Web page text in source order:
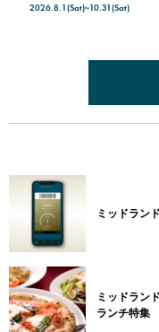
2026.8.1(Sat)~10.31(Sat)
ミッドラン
ミッドランド
ランチ特集